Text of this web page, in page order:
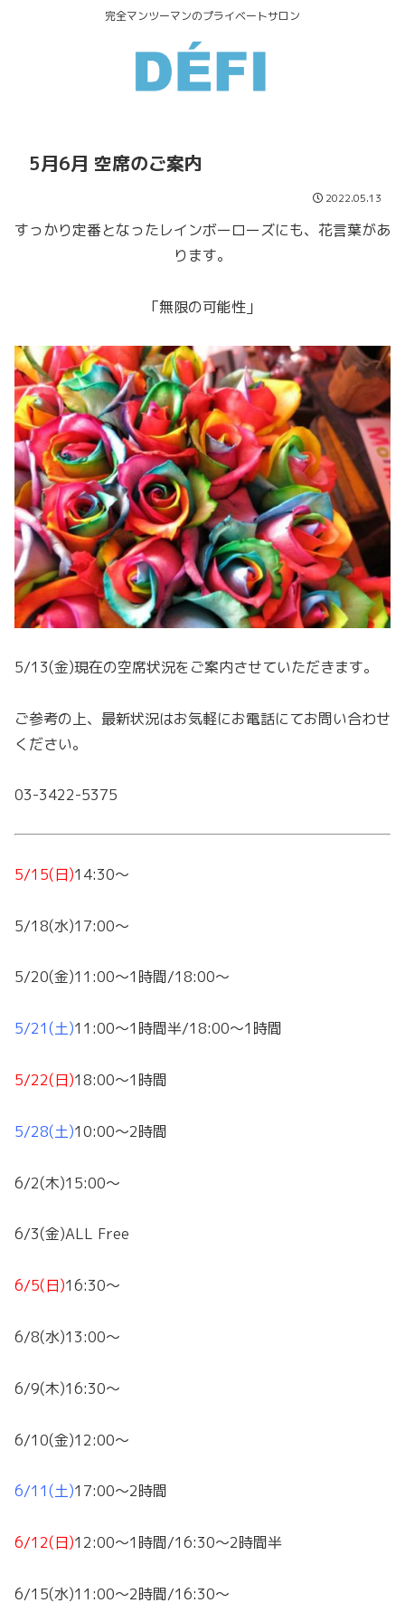
完全マンツーマンのプライベートサロン
5月6月 空席のご案内
2022.05.13
すっかり定番となったレインボーローズにも、花言葉があ
ります。
「無限の可能性」
5/13(金)現在の空席状況をご案内させていただきます。
ご参考の上、最新状況はお気軽にお電話にてお問い合わせ
ください。
03-3422-5375
5/15(日)14:30～
5/18(水)17:00～
5/20(金)11:00～1時間/18:00～
5/21(土)11:00～1時間半/18:00～1時間
5/22(日)18:00～1時間
5/28(土)10:00～2時間
6/2(木)15:00～
6/3(金)ALL Free
6/5(日)16:30～
6/8(水)13:00～
6/9(木)16:30～
6/10(金)12:00～
6/11(土)17:00～2時間
6/12(日)12:00～1時間/16:30～2時間半
6/15(水)11:00～2時間/16:30～